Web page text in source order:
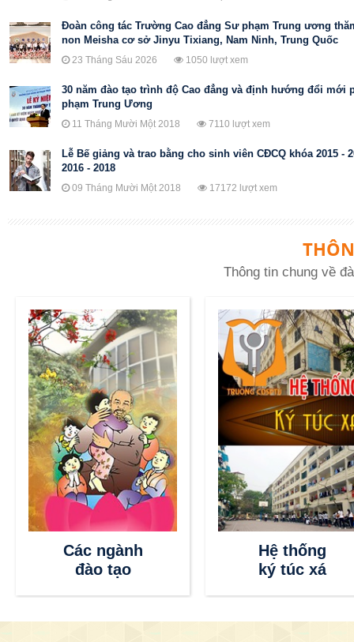
Đoàn công tác Trường Cao đẳng Sư phạm Trung ương
non Meisha cơ sở Jinyu Tixiang, Nam Ninh, Trung Quốc
23 Tháng Sáu 2026 1050 lượt xem
30 năm đào tạo trình độ Cao đẳng và định hướng đổi mới
phạm Trung Ương
11 Tháng Mười Một 2018 7110 lượt xem
Lễ Bế giảng và trao bằng cho sinh viên CĐCQ khóa 2015 -
2016 - 2018
09 Tháng Mười Một 2018 17172 lượt xem
Thông tin chung về
Các ngành
đào tạo
Hệ thống
ký túc xá